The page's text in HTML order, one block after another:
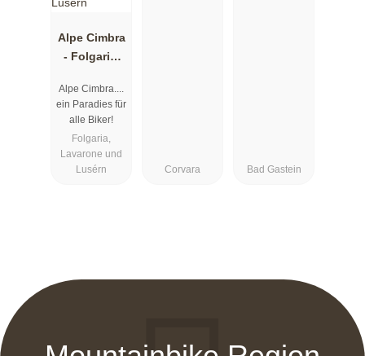
Alpe Cimbra
- Folgaria,
und Lusérn
Alpe Cimbra....
ein Paradies für
alle Biker!
Folgaria,
Lavarone und
Lusérn
Corvara Bad Gastein